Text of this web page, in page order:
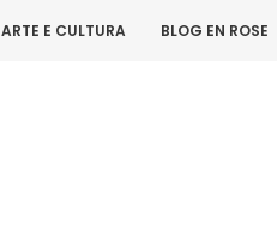
ARTE E CULTURA BLOG EN ROSE